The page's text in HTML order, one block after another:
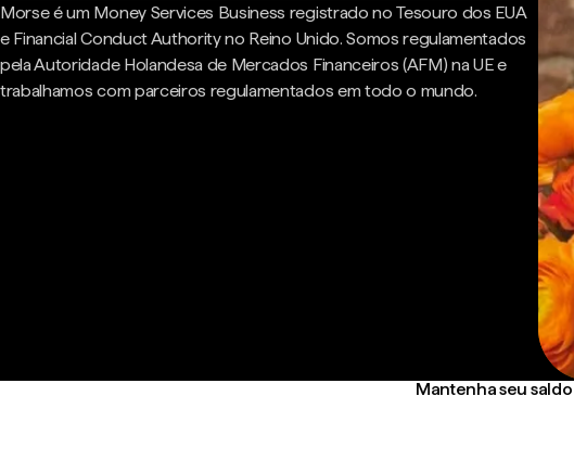
Morse é um Money Services Business registrado no Tesouro dos EUA
e Financial Conduct Authority no Reino Unido. Somos regulamentados
pela Autoridade Holandesa de Mercados Financeiros (AFM) na UE e
trabalhamos com parceiros regulamentados em todo o mundo.
Mantenha seu